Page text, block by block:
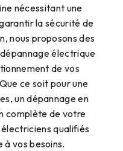
nécessitant une
la sécurité de
nous proposons des
électrique
de vos
ce soit pour une
un dépannage en
complète de votre
qualifiés
à vos besoins.